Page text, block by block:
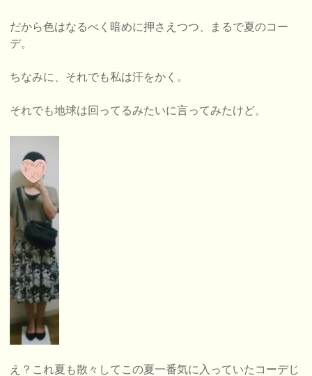
だから色はなるべく暗めに押さえつつ、まるで夏のコー
デ。
ちなみに、それでも私は汗をかく。
それでも地球は回ってるみたいに言ってみたけど。
え？これ夏も散々してこの夏一番気に入っていたコーデじ